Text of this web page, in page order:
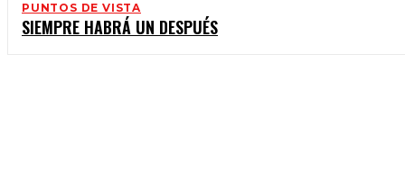
PUNTOS DE VISTA
SIEMPRE HABRÁ UN DESPUÉS